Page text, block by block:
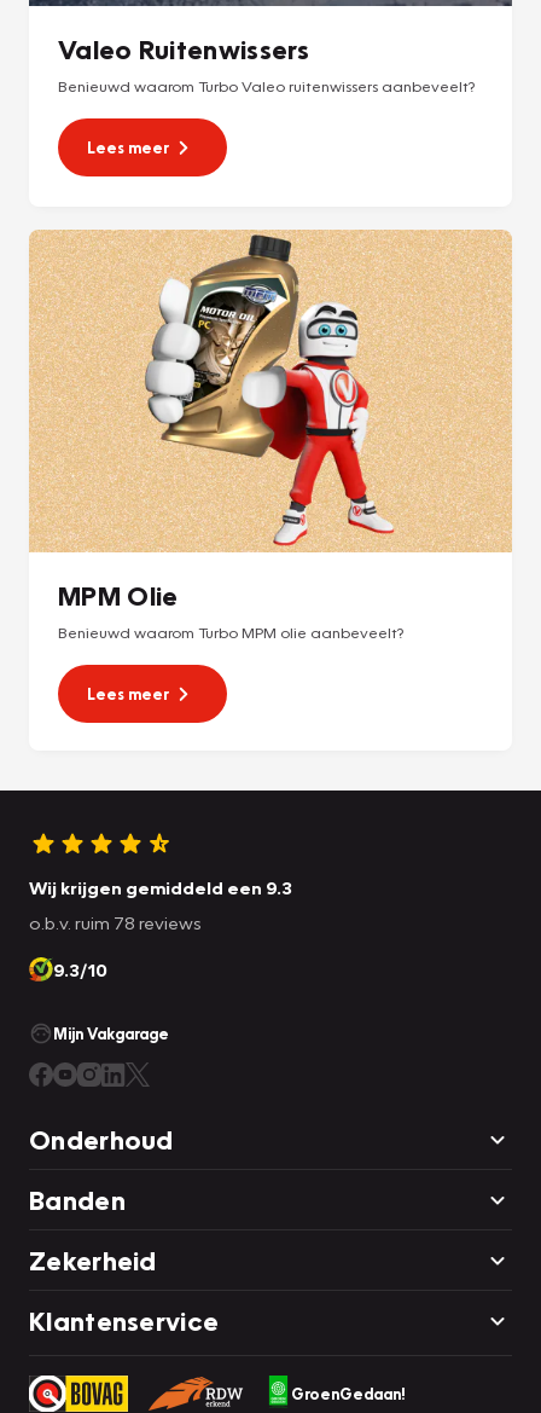
Valeo Ruitenwissers
Benieuwd waarom Turbo Valeo ruitenwissers aanbeveelt?
Lees meer
MPM Olie
Benieuwd waarom Turbo MPM olie aanbeveelt?
Lees meer
Wij krijgen gemiddeld een 9.3
o.b.v. ruim 78 reviews
9.3/10
Mijn Vakgarage
Onderhoud
Banden
Zekerheid
Klantenservice
GroenGedaan!